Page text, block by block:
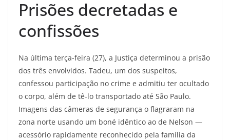
Prisões decretadas e
confissões
Na última terça-feira (27), a Justiça determinou a prisão
dos três envolvidos. Tadeu, um dos suspeitos,
confessou participação no crime e admitiu ter ocultado
o corpo, além de tê-lo transportado até São Paulo.
Imagens das câmeras de segurança o flagraram na
zona norte usando um boné idêntico ao de Nelson —
acessório rapidamente reconhecido pela família da